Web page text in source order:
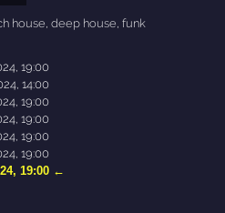
house,deep house,funk
19:00
14:00
19:00
19:00
19:00
19:00
19:00 ←